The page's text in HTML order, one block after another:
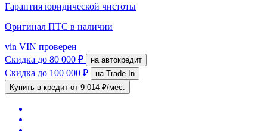
Гарантия юридической чистоты
Оригинал ПТС в наличии
vin VIN проверен
Скидка до 80 000 ₽ на автокредит
Скидка до 100 000 ₽
на Trade-In
Купить в кредит от 9 014 ₽/мес.